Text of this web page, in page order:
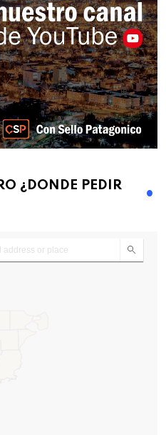
¿DONDE PEDIR